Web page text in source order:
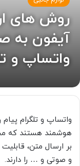
روش های
آیفون به
واتساپ و
واتساپ و تلگرام
هوشمند هستند که
بر ارسال متن،
و صوتی و … را دارند.